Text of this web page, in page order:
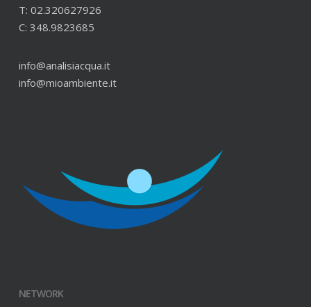
T: 02.320627926
C: 348.9823685
info@analisiacqua.it
info@mioambiente.it
NETWORK